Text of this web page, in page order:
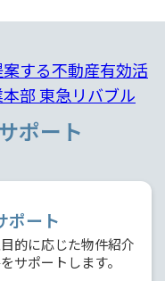
する不動産有効活
部 東急リバブル
ポート
ポート
的に応じた物件紹介
サポートします。